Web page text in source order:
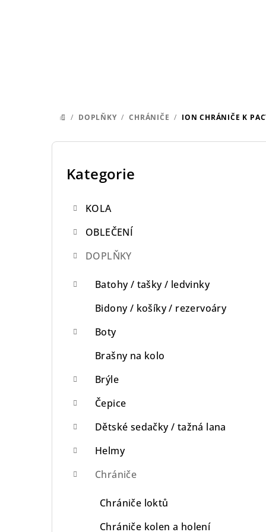
DOMŮ
/ DOPLŇKY / CHRÁNIČE / ION CHRÁNIČE K
P
Přeskočit
kategorie
Kategorie
KOLA
OBLEČENÍ
DOPLŇKY
Batohy / tašky / ledvinky
Bidony / košíky / rezervoáry
Boty
Brašny na kolo
Brýle
Čepice
Dětské sedačky / tažná lana
Helmy
Chrániče
Chrániče loktů
Chrániče kolen a holení